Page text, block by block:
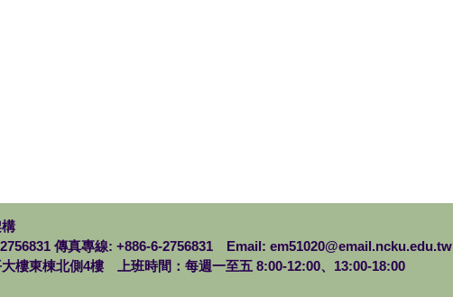
傳真專線: +886-6-2756831 Email: em51020@email.ncku.edu.tw
樓東棟北側4樓 上班時間：每週一至五 8:00-12:00、13:00-18:00